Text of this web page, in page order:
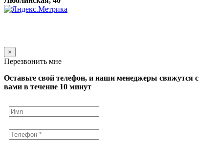
×
Перезвонить мне
Оставьте свой телефон, и наши менеджеры свяжутся с
вами в течение 10 минут